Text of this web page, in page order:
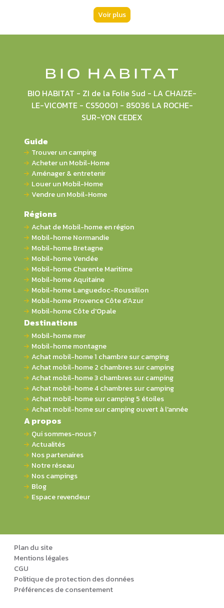
Voir plus
BIO HABITAT - ZI de la Folie Sud - LA CHAIZE-
LE-VICOMTE - CS50001 - 85036 LA ROCHE-
SUR-YON CEDEX
Guide
Trouver un camping
Acheter un Mobil-Home
Aménager & entretenir
Louer un Mobil-Home
Vendre un Mobil-Home
Régions
Achat de Mobil-home en région
Mobil-home Normandie
Mobil-home Bretagne
Mobil-home Vendée
Mobil-home Charente Maritime
Mobil-home Aquitaine
Mobil-home Languedoc-Roussillon
Mobil-home Provence Côte d'Azur
Mobil-home Côte d'Opale
Destinations
Mobil-home mer
Mobil-home montagne
Achat mobil-home 1 chambre sur camping
Achat mobil-home 2 chambres sur camping
Achat mobil-home 3 chambres sur camping
Achat mobil-home 4 chambres sur camping
Achat mobil-home sur camping 5 étoiles
Achat mobil-home sur camping ouvert à l'année
A propos
Qui sommes-nous ?
Actualités
Nos partenaires
Notre réseau
Nos campings
Blog
Espace revendeur
Plan du site
Mentions légales
CGU
Politique de protection des données
Préférences de consentement